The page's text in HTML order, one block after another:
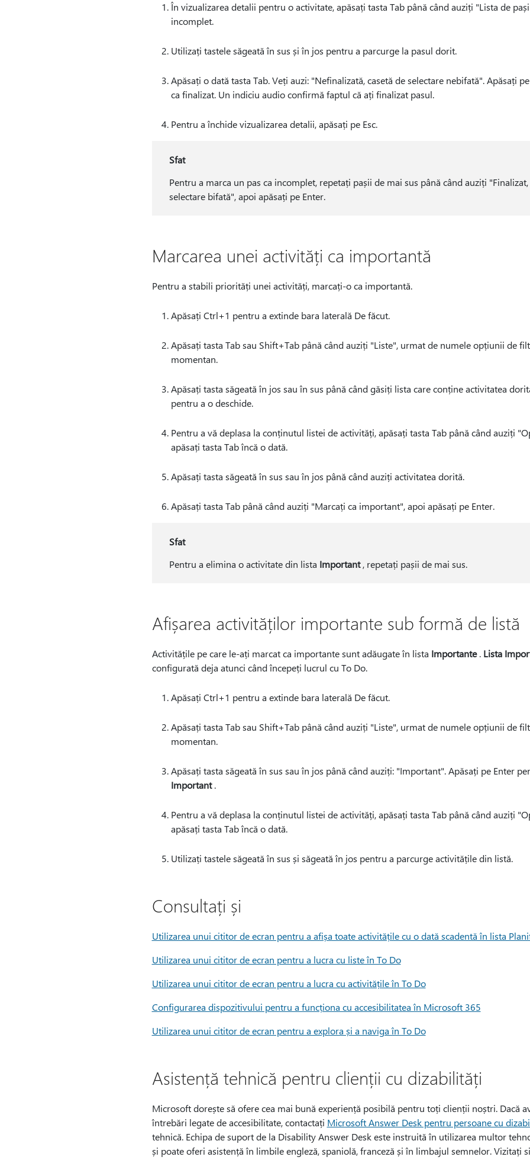
În vizualizarea detalii pentru o activitate, apăsați tasta Tab până când auziți "Lista de
incomplet.
Utilizați tastele săgeată în sus și în jos pentru a parcurge la pasul dorit.
Apăsați o dată tasta Tab. Veți auzi: "Nefinalizată, casetă de selectare nebifată". Apăsați
ca finalizat. Un indiciu audio confirmă faptul că ați finalizat pasul.
Pentru a închide vizualizarea detalii, apăsați pe Esc.
Sfat
Pentru a marca un pas ca incomplet, repetați pașii de mai sus până când auziți "Finalizat,
selectare bifată", apoi apăsați pe Enter.
Marcarea unei activități ca importantă
Pentru a stabili priorități unei activități, marcați-o ca importantă.
Apăsați Ctrl+1 pentru a extinde bara laterală De făcut.
Apăsați tasta Tab sau Shift+Tab până când auziți "Liste", urmat de numele opțiunii de
momentan.
Apăsați tasta săgeată în jos sau în sus până când găsiți lista care conține activitatea
pentru a o deschide.
Pentru a vă deplasa la conținutul listei de activități, apăsați tasta Tab până când auziți
apăsați tasta Tab încă o dată.
Apăsați tasta săgeată în sus sau în jos până când auziți activitatea dorită.
Apăsați tasta Tab până când auziți "Marcați ca important", apoi apăsați pe Enter.
Sfat
Pentru a elimina o activitate din lista Important, repetați pașii de mai sus.
Afișarea activităților importante sub formă de listă
Activitățile pe care le-ați marcat ca importante sunt adăugate în lista Importante. Lista
configurată deja atunci când începeți lucrul cu To Do.
Apăsați Ctrl+1 pentru a extinde bara laterală De făcut.
Apăsați tasta Tab sau Shift+Tab până când auziți "Liste", urmat de numele opțiunii de
momentan.
Apăsați tasta săgeată în sus sau în jos până când auziți: "Important". Apăsați pe Enter
Important.
Pentru a vă deplasa la conținutul listei de activități, apăsați tasta Tab până când auziți
apăsați tasta Tab încă o dată.
Utilizați tastele săgeată în sus și săgeată în jos pentru a parcurge activitățile din listă.
Consultați și
Utilizarea unui cititor de ecran pentru a afișa toate activitățile cu o dată scadentă în lista
Utilizarea unui cititor de ecran pentru a lucra cu liste în To Do
Utilizarea unui cititor de ecran pentru a lucra cu activitățile în To Do
Configurarea dispozitivului pentru a funcționa cu accesibilitatea în Microsoft 365
Utilizarea unui cititor de ecran pentru a explora și a naviga în To Do
Asistență tehnică pentru clienții cu dizabilități
Microsoft dorește să ofere cea mai bună experiență posibilă pentru toți clienții noștri. Dacă
întrebări legate de accesibilitate, contactați Microsoft Answer Desk pentru persoane cu
tehnică. Echipa de suport de la Disability Answer Desk este instruită în utilizarea multor
și poate oferi asistență în limbile engleză, spaniolă, franceză și în limbajul semnelor. Vizitați